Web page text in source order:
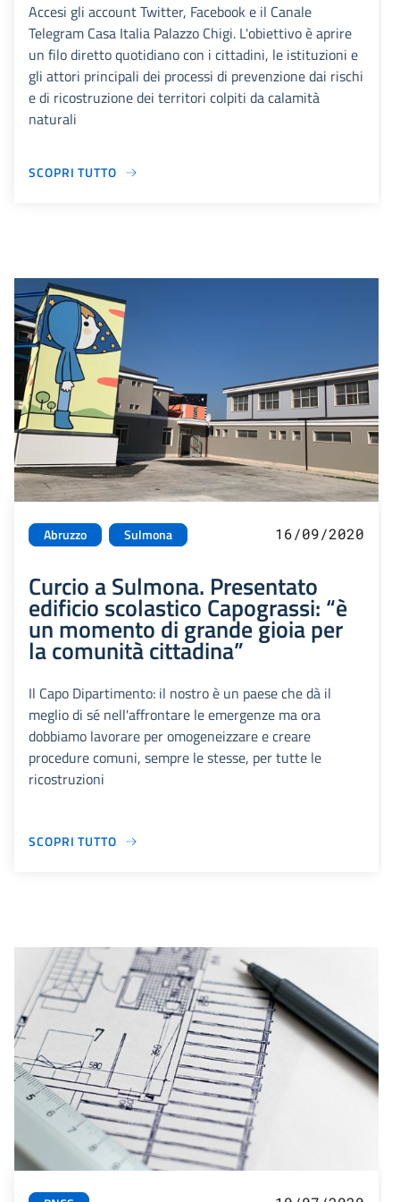
Accesi gli account Twitter, Facebook e il Canale
Telegram Casa Italia Palazzo Chigi. L'obiettivo è aprire
un filo diretto quotidiano con i cittadini, le istituzioni e
gli attori principali dei processi di prevenzione dai rischi
e di ricostruzione dei territori colpiti da calamità
naturali
SCOPRI TUTTO
Abruzzo Sulmona 16/09/2020
Curcio a Sulmona. Presentato
edificio scolastico Capograssi: “è
un momento di grande gioia per
la comunità cittadina”
Il Capo Dipartimento: il nostro è un paese che dà il
meglio di sé nell'affrontare le emergenze ma ora
dobbiamo lavorare per omogeneizzare e creare
procedure comuni, sempre le stesse, per tutte le
ricostruzioni
SCOPRI TUTTO